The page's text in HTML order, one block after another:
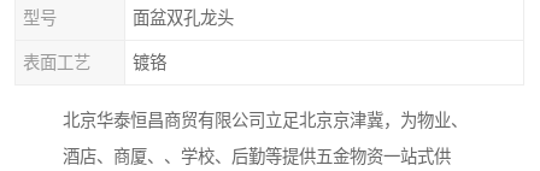
型号 面盆双孔龙头
表面工艺 镀铬
北京华泰恒昌商贸有限公司立足北京京津冀，为物业、
酒店、商厦、、学校、后勤等提供五金物资一站式供